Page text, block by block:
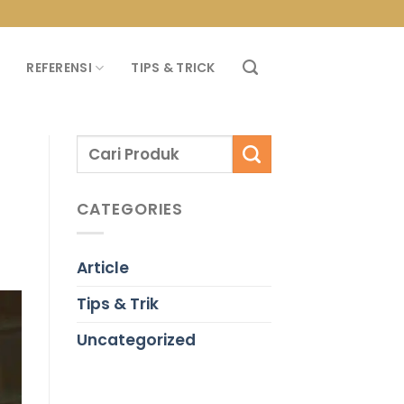
REFERENSI TIPS & TRICK
CATEGORIES
Article
Tips & Trik
Uncategorized